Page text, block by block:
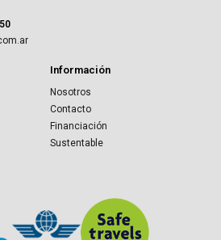
ATENAS
visita panorámica del centro
Universidad, Biblioteca y
y otros monumentos míticos.
visita a la imponente
. Tarde libre en la ciudad.
para actividades personales.
Información
Nosotros
Contacto
Financiación
Sustentable